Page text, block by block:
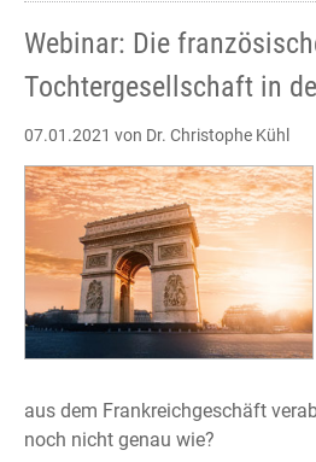
Webinar: Die
Tochtergesellschaft in
07.01.2021 von Dr. Christophe Kühl
aus dem Frankreichgeschäft
noch nicht genau wie?